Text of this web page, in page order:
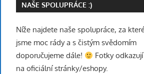
NAŠE SPOLUPRÁCE :)
Níže najdete naše spolupráce, za
jsme moc rády a s čistým svědomím
doporučujeme dále!
Fotky odkazují
na oficiální stránky/eshopy.